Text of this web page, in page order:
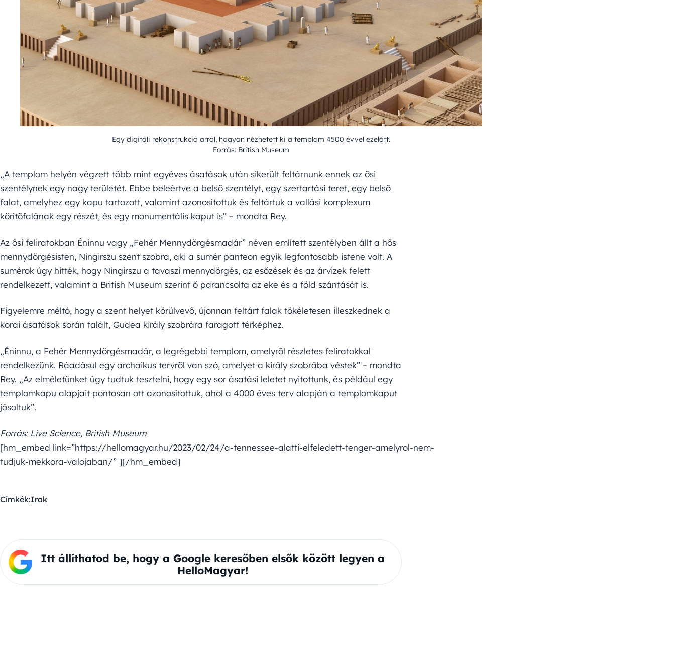
Egy digitáli rekonstrukció arról, hogyan nézhetett ki a templom 4500 évvel ezelőtt.
Forrás: British Museum
„A templom helyén végzett több mint egyéves ásatások után sikerült feltárnunk ennek az ősi
szentélynek egy nagy területét. Ebbe beleértve a belső szentélyt, egy szertartási teret, egy belső
falat, amelyhez egy kapu tartozott, valamint azonosítottuk és feltártuk a vallási komplexum
körítőfalának egy részét, és egy monumentális kaput is” – mondta Rey.
Az ősi feliratokban Éninnu vagy „Fehér Mennydörgésmadár” néven említett szentélyben állt a hős
mennydörgésisten, Ningirszu szent szobra, aki a sumér panteon egyik legfontosabb istene volt. A
sumérok úgy hitték, hogy Ningirszu a tavaszi mennydörgés, az esőzések és az árvizek felett
rendelkezett, valamint a British Museum szerint ő parancsolta az eke és a föld szántását is.
Figyelemre méltó, hogy a szent helyet körülvevő, újonnan feltárt falak tökéletesen illeszkednek a
korai ásatások során talált, Gudea király szobrára faragott térképhez.
„Éninnu, a Fehér Mennydörgésmadár, a legrégebbi templom, amelyről részletes feliratokkal
rendelkezünk. Ráadásul egy archaikus tervről van szó, amelyet a király szobrába véstek” – mondta
Rey. „Az elméletünket úgy tudtuk tesztelni, hogy egy sor ásatási leletet nyitottunk, és például egy
templomkapu alapjait pontosan ott azonosítottuk, ahol a 4000 éves terv alapján a templomkaput
jósoltuk”.
Forrás: Live Science, British Museum
[hm_embed link=”https://hellomagyar.hu/2023/02/24/a-tennessee-alatti-elfeledett-tenger-amelyrol-nem-
tudjuk-mekkora-valojaban/” ][/hm_embed]
Címkék:Irak
Itt állíthatod be, hogy a Google keresőben elsők között legyen a
HelloMagyar!